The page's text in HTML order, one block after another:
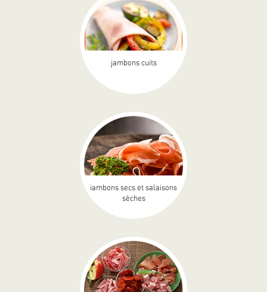
jambons cuits
jambons secs et salaisons
sèches